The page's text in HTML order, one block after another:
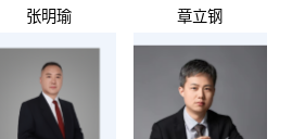
张明瑜 章立钢